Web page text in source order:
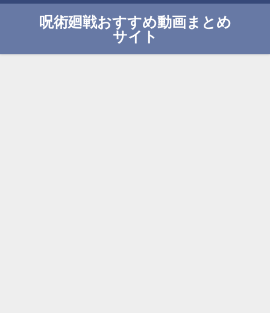
呪術廻戦おすすめ動画まとめ
サイト